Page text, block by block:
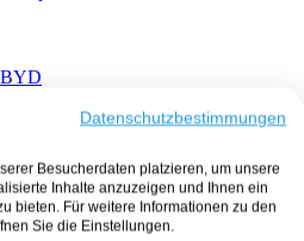
EcoFlow
+ FENECON
Datenschutzbestimmungen
Besucherdaten platzieren, um unsere
Inhalte anzuzeigen und Ihnen ein
bieten. Für weitere Informationen zu den
Sie die Einstellungen.